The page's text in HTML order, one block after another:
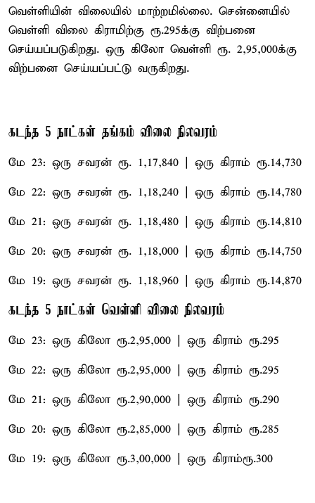
வெள்ளியின் விலையில் மாற்றமில்லை. சென்னையில்
வெள்ளி விலை கிராமிற்கு ரூ.295க்கு விற்பனை
செய்யப்படுகிறது. ஒரு கிலோ வெள்ளி ரூ. 2,95,000க்கு
விற்பனை செய்யப்பட்டு வருகிறது.
கடந்த 5 நாட்கள் தங்கம் விலை நிலவரம்
மே 23: ஒரு சவரன் ரூ. 1,17,840 | ஒரு கிராம் ரூ.14,730
மே 22: ஒரு சவரன் ரூ. 1,18,240 | ஒரு கிராம் ரூ.14,780
மே 21: ஒரு சவரன் ரூ. 1,18,480 | ஒரு கிராம் ரூ.14,810
மே 20: ஒரு சவரன் ரூ. 1,18,000 | ஒரு கிராம் ரூ.14,750
மே 19: ஒரு சவரன் ரூ. 1,18,960 | ஒரு கிராம் ரூ.14,870
கடந்த 5 நாட்கள் வெள்ளி விலை நிலவரம்
மே 23: ஒரு கிலோ ரூ.2,95,000 | ஒரு கிராம் ரூ.295
மே 22: ஒரு கிலோ ரூ.2,95,000 | ஒரு கிராம் ரூ.295
மே 21: ஒரு கிலோ ரூ.2,90,000 | ஒரு கிராம் ரூ.290
மே 20: ஒரு கிலோ ரூ.2,85,000 | ஒரு கிராம் ரூ.285
மே 19: ஒரு கிலோ ரூ.3,00,000 | ஒரு கிராம்ரூ.300